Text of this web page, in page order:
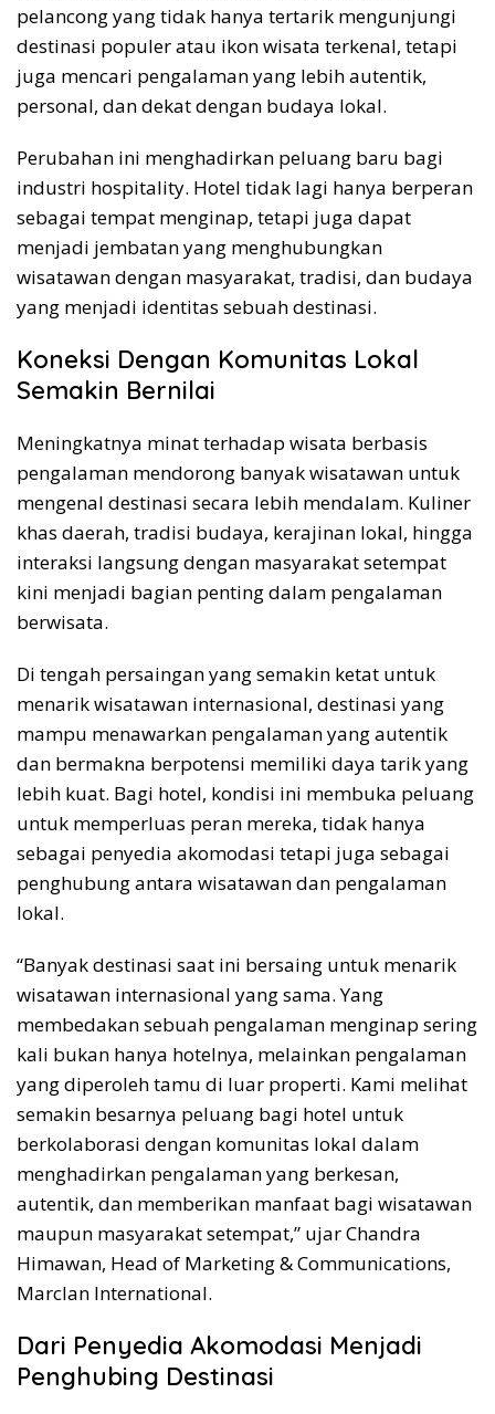
pelancong yang tidak hanya tertarik mengunjungi
destinasi populer atau ikon wisata terkenal, tetapi
juga mencari pengalaman yang lebih autentik,
personal, dan dekat dengan budaya lokal.
Perubahan ini menghadirkan peluang baru bagi
industri hospitality. Hotel tidak lagi hanya berperan
sebagai tempat menginap, tetapi juga dapat
menjadi jembatan yang menghubungkan
wisatawan dengan masyarakat, tradisi, dan budaya
yang menjadi identitas sebuah destinasi.
Koneksi Dengan Komunitas Lokal
Semakin Bernilai
Meningkatnya minat terhadap wisata berbasis
pengalaman mendorong banyak wisatawan untuk
mengenal destinasi secara lebih mendalam. Kuliner
khas daerah, tradisi budaya, kerajinan lokal, hingga
interaksi langsung dengan masyarakat setempat
kini menjadi bagian penting dalam pengalaman
berwisata.
Di tengah persaingan yang semakin ketat untuk
menarik wisatawan internasional, destinasi yang
mampu menawarkan pengalaman yang autentik
dan bermakna berpotensi memiliki daya tarik yang
lebih kuat. Bagi hotel, kondisi ini membuka peluang
untuk memperluas peran mereka, tidak hanya
sebagai penyedia akomodasi tetapi juga sebagai
penghubung antara wisatawan dan pengalaman
lokal.
“Banyak destinasi saat ini bersaing untuk menarik
wisatawan internasional yang sama. Yang
membedakan sebuah pengalaman menginap sering
kali bukan hanya hotelnya, melainkan pengalaman
yang diperoleh tamu di luar properti. Kami melihat
semakin besarnya peluang bagi hotel untuk
berkolaborasi dengan komunitas lokal dalam
menghadirkan pengalaman yang berkesan,
autentik, dan memberikan manfaat bagi wisatawan
maupun masyarakat setempat,” ujar Chandra
Himawan, Head of Marketing & Communications,
Marclan International.
Dari Penyedia Akomodasi Menjadi
Penghubing Destinasi